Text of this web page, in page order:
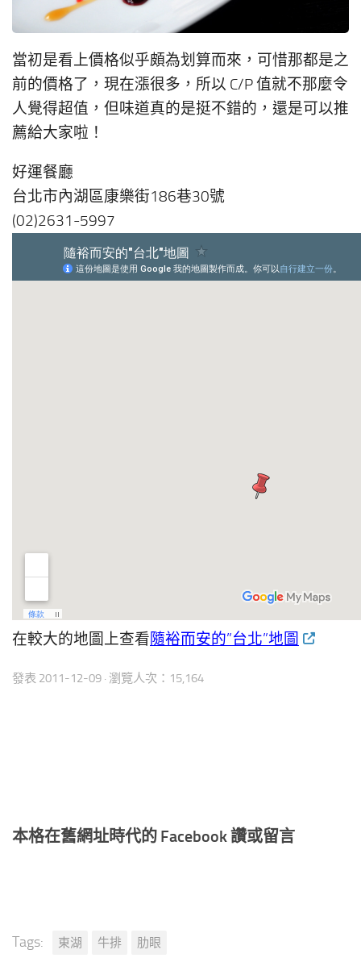
當初是看上價格似乎頗為划算而來，可惜那都是之
前的價格了，現在漲很多，所以 C/P 值就不那麼令
人覺得超值，但味道真的是挺不錯的，還是可以推
薦給大家啦！
好運餐廳
台北市內湖區康樂街186巷30號
(02)2631-5997
在較大的地圖上查看隨裕而安的”台北”地圖
發表 2011-12-09 · 瀏覽人次：15,164
本格在舊網址時代的 Facebook 讚或留言
Tags: 東湖 牛排 肋眼